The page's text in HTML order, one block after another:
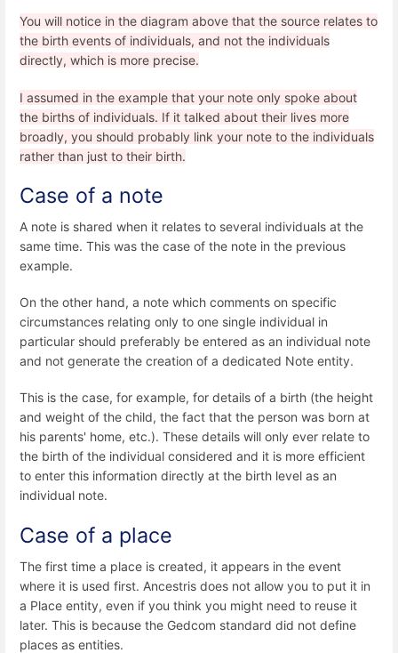
You will notice in the diagram above that the source relates to
the birth events of individuals, and not the individuals
directly, which is more precise.
I assumed in the example that your note only spoke about
the births of individuals. If it talked about their lives more
broadly, you should probably link your note to the individuals
rather than just to their birth.
Case of a note
A note is shared when it relates to several individuals at the
same time. This was the case of the note in the previous
example.
On the other hand, a note which comments on specific
circumstances relating only to one single individual in
particular should preferably be entered as an individual note
and not generate the creation of a dedicated Note entity.
This is the case, for example, for details of a birth (the height
and weight of the child, the fact that the person was born at
his parents' home, etc.). These details will only ever relate to
the birth of the individual considered and it is more efficient
to enter this information directly at the birth level as an
individual note.
Case of a place
The first time a place is created, it appears in the event
where it is used first. Ancestris does not allow you to put it in
a Place entity, even if you think you might need to reuse it
later. This is because the Gedcom standard did not define
places as entities.